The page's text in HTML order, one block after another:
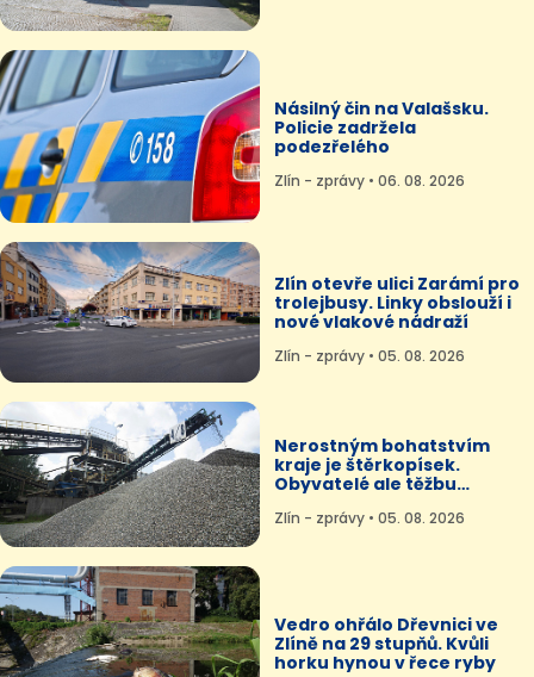
Násilný čin na Valašsku.
Policie zadržela
podezřelého
Zlín - zprávy • 06. 08. 2026
Zlín otevře ulici Zarámí pro
trolejbusy. Linky obslouží i
nové vlakové nádraží
Zlín - zprávy • 05. 08. 2026
Nerostným bohatstvím
kraje je štěrkopísek.
Obyvatelé ale těžbu
Zlín - zprávy • 05. 08. 2026
Vedro ohřálo Dřevnici ve
Zlíně na 29 stupňů. Kvůli
horku hynou v řece ryby